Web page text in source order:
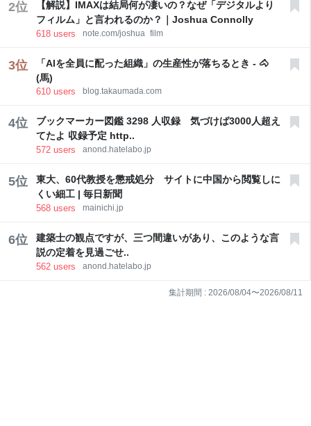
2位
【解説】IMAXは結局何が凄いの？なぜ「デジタルより
フィルム」と言われるのか？｜Joshua Connolly
618 users note.com/joshua_film
3位
「AIを全員に配った組織」の生産性が落ちるとき - 🐴
(馬)
610 users blog.takaumada.com
4位
ブックマーカー図鑑 3298 人収録 気づけば3000人超え
てたよ 収録予定 http..
572 users anond.hatelabo.jp
5位
東大、60代教授を懲戒処分 サイトに中国から閲覧しに
くい細工 | 毎日新聞
568 users mainichi.jp
6位
建築士の観点ですが、三つ間違いがあり、このような言
説の定着を見過ごせ..
562 users anond.hatelabo.jp
集計期間 : 2026/08/04〜2026/08/11